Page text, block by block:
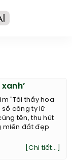
"Tôi thấy hoa
số công ty lữ
tên, thu hút
miền đất đẹp
[Chi tiết...]